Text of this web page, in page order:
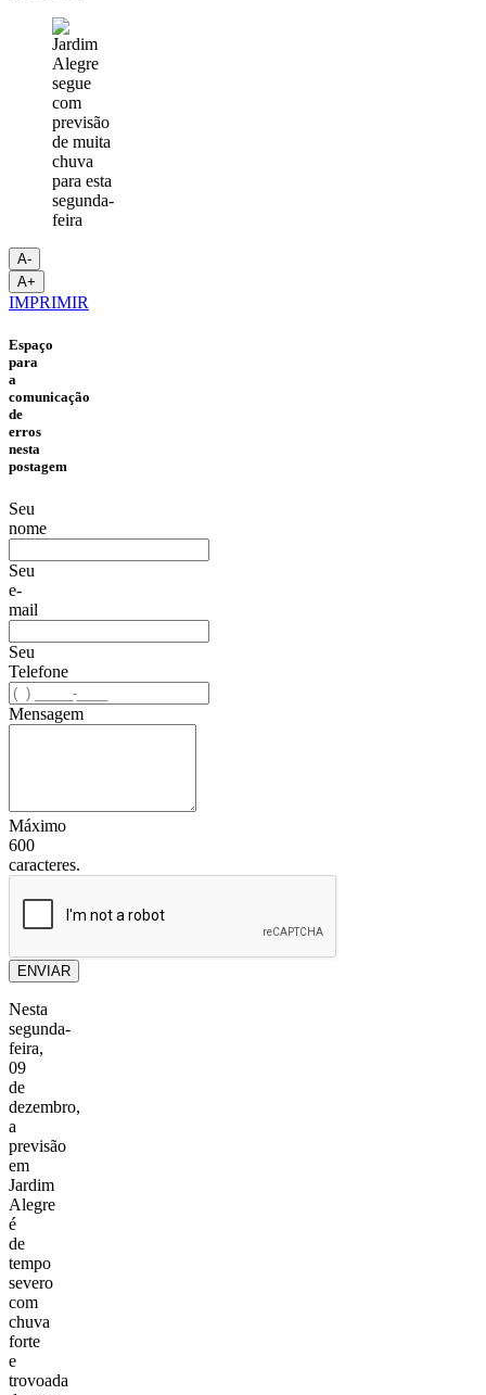
A-
A+
IMPRIMIR
Espaço
para
a
comunicação
de
erros
nesta
postagem
Seu
nome
Seu
e-
mail
Seu
Telefone
Mensagem
Máximo
600
caracteres.
ENVIAR
Nesta
segunda-
feira,
09
de
dezembro,
a
previsão
em
Jardim
Alegre
é
de
tempo
severo
com
chuva
forte
e
trovoada